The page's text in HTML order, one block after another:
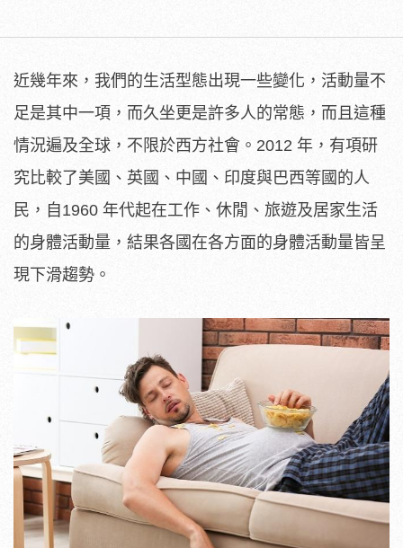
近幾年來，我們的生活型態出現一些變化，活動量不
足是其中一項，而久坐更是許多人的常態，而且這種
情況遍及全球，不限於西方社會。2012 年，有項研
究比較了美國、英國、中國、印度與巴西等國的人
民，自1960 年代起在工作、休閒、旅遊及居家生活
的身體活動量，結果各國在各方面的身體活動量皆呈
現下滑趨勢。